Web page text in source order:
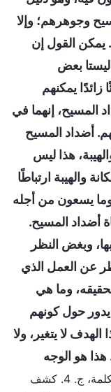
وجوهرهم؛ وإلا
يمكن القول إن
ليستا بعض
زائدًا يمكنهم
المسيح، إنهما في
أضداد المسيح
هذا ليس
والهيبة ارتباطًا
وما يسعون من أجله
أضداد المسيح.
وبغض النظر
عن العمل الذي
وما هي
يدور حول كونهم
لا يتغير، ولا
هذا هو الوجه
[الكلمة، ج. 4. كشف